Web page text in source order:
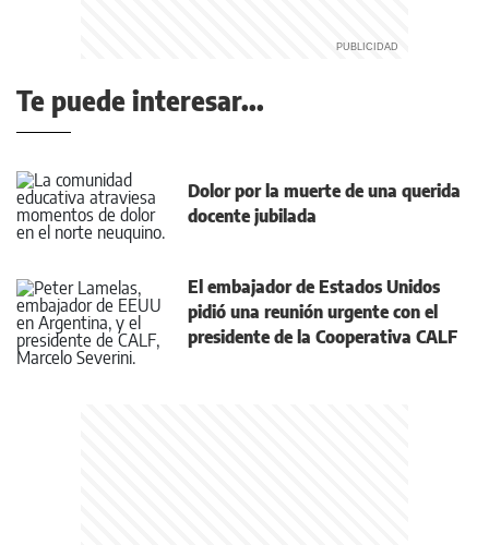
Te puede interesar...
Dolor por la muerte de una querida
docente jubilada
El embajador de Estados Unidos
pidió una reunión urgente con el
presidente de la Cooperativa CALF